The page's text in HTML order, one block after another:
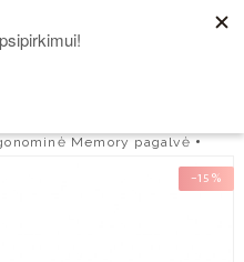
Memory pagalvė
−15%